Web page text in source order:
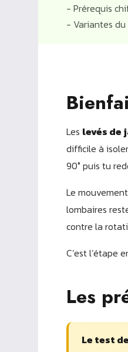
- Prérequis
- Variantes du
Les levés de
difficile à
90° puis tu
Le
lombaires
contre la
C’est l’étape
Les
Le test